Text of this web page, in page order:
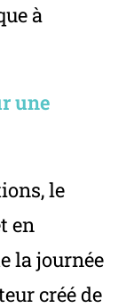
à
une
le
en
la journée
créé de